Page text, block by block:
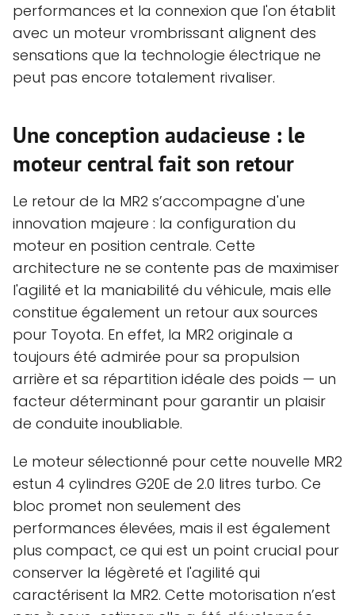
performances et la connexion que l'on établit
avec un moteur vrombrissant alignent des
sensations que la technologie électrique ne
peut pas encore totalement rivaliser.
Une conception audacieuse : le
moteur central fait son retour
Le retour de la MR2 s’accompagne d'une
innovation majeure : la configuration du
moteur en position centrale. Cette
architecture ne se contente pas de maximiser
l'agilité et la maniabilité du véhicule, mais elle
constitue également un retour aux sources
pour Toyota. En effet, la MR2 originale a
toujours été admirée pour sa propulsion
arrière et sa répartition idéale des poids — un
facteur déterminant pour garantir un plaisir
de conduite inoubliable.
Le moteur sélectionné pour cette nouvelle MR2
estun 4 cylindres G20E de 2.0 litres turbo. Ce
bloc promet non seulement des
performances élevées, mais il est également
plus compact, ce qui est un point crucial pour
conserver la légèreté et l'agilité qui
caractérisent la MR2. Cette motorisation n’est